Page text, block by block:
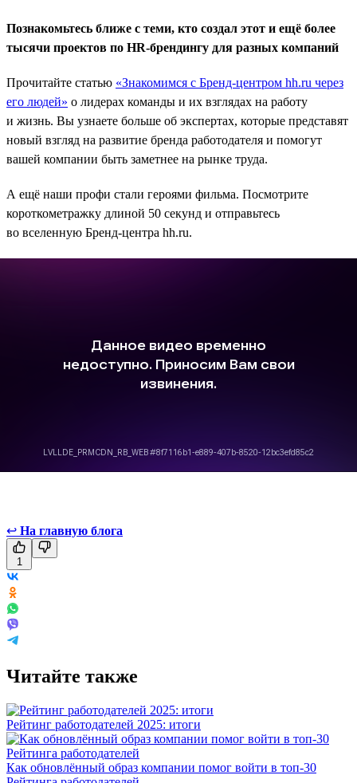
Познакомьтесь ближе с теми, кто создал этот и ещё более
тысячи проектов по HR-брендингу для разных компаний
Прочитайте статью «Знакомимся с Бренд-центром hh.ru через
его людей» о лидерах команды и их взглядах на работу
и жизнь. Вы узнаете больше об экспертах, которые представят
новый взгляд на развитие бренда работодателя и помогут
вашей компании быть заметнее на рынке труда.
А ещё наши профи стали героями фильма. Посмотрите
короткометражку длиной 50 секунд и отправьтесь
во вселенную Бренд-центра hh.ru.
↩ На главную блога
1
Читайте также
Рейтинг работодателей 2025: итоги
Как обновлённый образ компании помог войти в топ-30